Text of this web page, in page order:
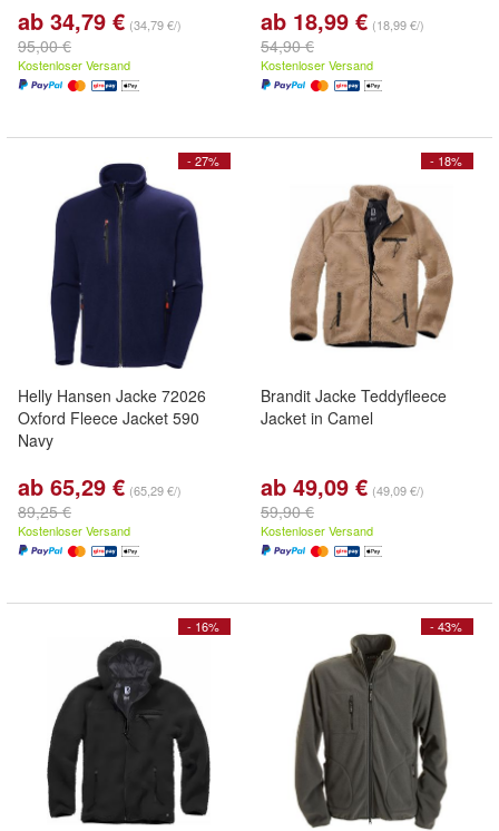
ab 34,79 € (34,79 €/)
95,00 €
Kostenloser Versand
ab 18,99 € (18,99 €/)
54,90 €
Kostenloser Versand
- 27%
Helly Hansen Jacke 72026
Oxford Fleece Jacket 590
Navy
ab 65,29 € (65,29 €/)
89,25 €
Kostenloser Versand
- 18%
Brandit Jacke Teddyfleece
Jacket in Camel
ab 49,09 € (49,09 €/)
59,90 €
Kostenloser Versand
- 16% - 43%